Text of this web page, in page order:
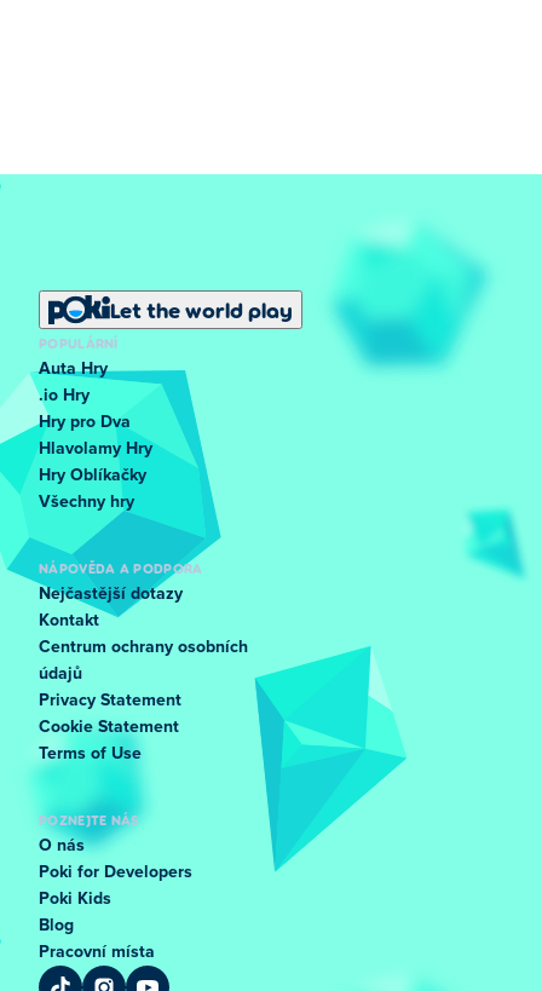
Let the world play
POPULÁRNÍ
Auta Hry
.io Hry
Hry pro Dva
Hlavolamy Hry
Hry Oblíkačky
Všechny hry
NÁPOVĚDA A PODPORA
Nejčastější dotazy
Kontakt
Centrum ochrany osobních
údajů
Privacy Statement
Cookie Statement
Terms of Use
POZNEJTE NÁS
O nás
Poki for Developers
Poki Kids
Blog
Pracovní místa